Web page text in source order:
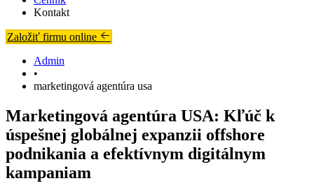
Kontakt
Založiť firmu online
Admin
•
marketingová agentúra usa
Marketingová agentúra USA: Kľúč k
úspešnej globálnej expanzii offshore
podnikania a efektívnym digitálnym
kampaniam